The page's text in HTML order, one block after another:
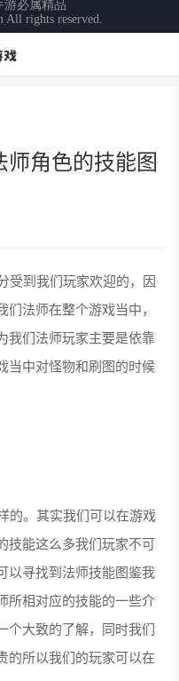
角色的技能图
受到我们玩家欢迎的，因
法师在整个游戏当中，
我们法师玩家主要是依靠
当中对怪物和刷图的时候
的。其实我们可以在游戏
技能这么多我们玩家不可
以寻找到法师技能图鉴我
所相对应的技能的一些介
个大致的了解，同时我们
的所以我们的玩家可以在